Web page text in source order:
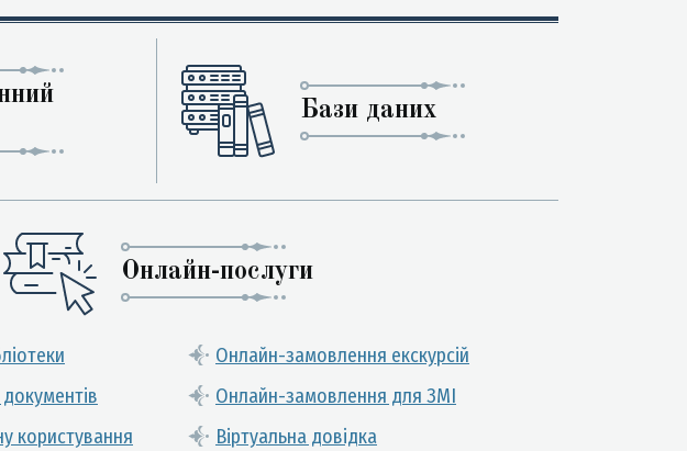
Бази даних
Онлайн-послуги
користування
Онлайн-замовлення екскурсій
Онлайн-замовлення для ЗМІ
Віртуальна довідка